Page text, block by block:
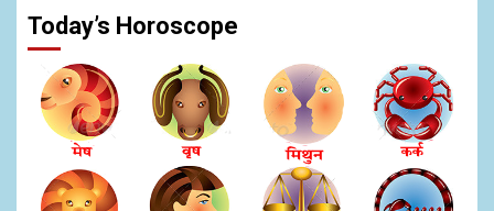
Today’s Horoscope